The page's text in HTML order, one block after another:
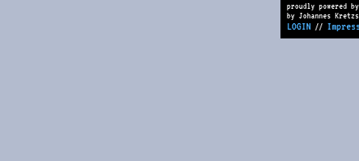
proudly powered
by Johannes
LOGIN //